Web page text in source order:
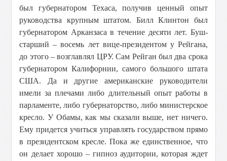
был губернатором Техаса, получив ценный опыт
руководства крупным штатом. Билл Клинтон был
губернатором Арканзаса в течение десяти лет. Буш-
старший – восемь лет вице-президентом у Рейгана,
до этого – возглавлял ЦРУ. Сам Рейган был два срока
губернатором Калифорнии, самого большого штата
США. Да и другие американские руководители
имели за плечами либо длительный опыт работы в
парламенте, либо губернаторство, либо министерское
кресло. У Обамы, как мы сказали выше, нет ничего.
Ему придется учиться управлять государством прямо
в президентском кресле. Пока же единственное, что
он делает хорошо – гипноз аудитории, которая ждет